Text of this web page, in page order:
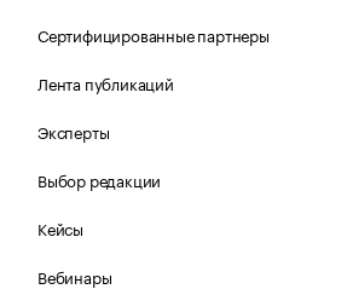
Сертифицированные партнеры
Лента публикаций
Эксперты
Выбор редакции
Кейсы
Вебинары